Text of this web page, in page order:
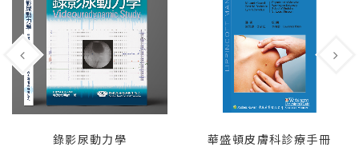
錄影尿動力學 華盛頓皮膚科診療手冊